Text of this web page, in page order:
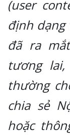
(user
định dạng
đã ra
tương
thường
chia sẻ
hoặc